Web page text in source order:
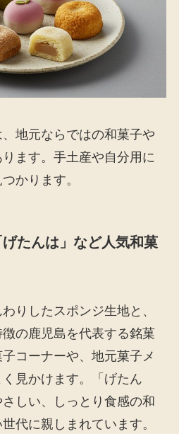
地元ならではの和菓子や
ます。手土産や自分用に
かります。
げたんは」など人気和菓
りしたスポンジ生地と、
の鹿児島を代表する銘菓
コーナーや、地元菓子メ
見かけます。「げたん
しい、しっとり食感の和
代に親しまれています。